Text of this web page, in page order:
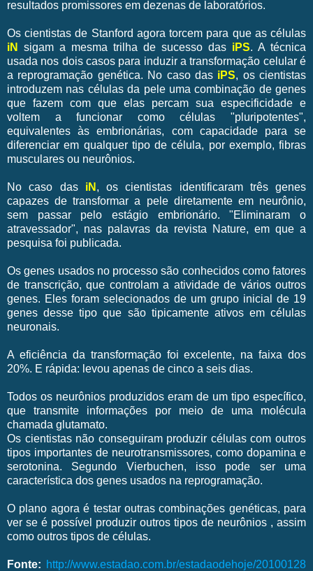
resultados promissores em dezenas de laboratórios.
Os cientistas de Stanford agora torcem para que as células
iN
sigam a mesma trilha de sucesso das iPS. A técnica
usada nos dois casos para induzir a transformação celular é
a reprogramação genética. No caso das iPS, os cientistas
introduzem nas células da pele uma combinação de genes
que fazem com que elas percam sua especificidade e
voltem a funcionar como células "pluripotentes",
equivalentes às embrionárias, com capacidade para se
diferenciar em qualquer tipo de célula, por exemplo, fibras
musculares ou neurônios.
No caso das iN , os cientistas identificaram três genes
capazes de transformar a pele diretamente em neurônio,
sem passar pelo estágio embrionário. "Eliminaram o
atravessador", nas palavras da revista Nature, em que a
pesquisa foi publicada.
Os genes usados no processo são conhecidos como fatores
de transcrição, que controlam a atividade de vários outros
genes. Eles foram selecionados de um grupo inicial de 19
genes desse tipo que são tipicamente ativos em células
neuronais.
A eficiência da transformação foi excelente, na faixa dos
20%. E rápida: levou apenas de cinco a seis dias.
Todos os neurônios produzidos eram de um tipo específico,
que transmite informações por meio de uma molécula
chamada glutamato.
Os cientistas não conseguiram produzir células com outros
tipos importantes de neurotransmissores, como dopamina e
serotonina. Segundo Vierbuchen, isso pode ser uma
característica dos genes usados na reprogramação.
O plano agora é testar outras combinações genéticas, para
ver se é possível produzir outros tipos de neurônios , assim
como outros tipos de células.
Fonte: http://www.estadao.com.br/estadaodehoje/20100128